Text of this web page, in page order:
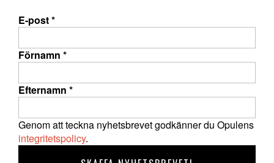
E-post*
Förnamn *
Efternamn *
Genom att teckna nyhetsbrevet godkänner du Opulens
integritetspolicy.